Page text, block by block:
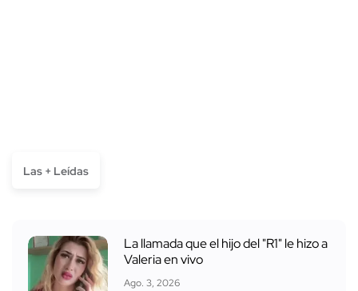
Las + Leídas
La llamada que el hijo del "R1" le hizo a
Valeria en vivo
Ago. 3, 2026